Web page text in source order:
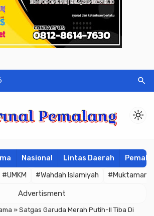
search
light_mode
Nasional Lintas Daerah
#UMKM #Wahdah Islamiyah #Muktamar
Advertisment
»Satgas Garuda Merah Putih-II Tiba Di